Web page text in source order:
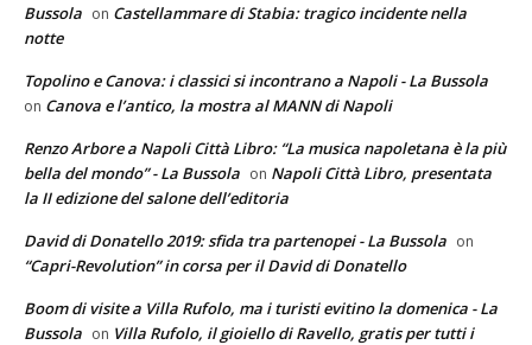
Bussola on Castellammare di Stabia: tragico incidente nella
notte
Topolino e Canova: i classici si incontrano a Napoli - La Bussola
on Canova e l’antico, la mostra al MANN di Napoli
Renzo Arbore a Napoli Città Libro: “La musica napoletana è la più
bella del mondo” - La Bussola on Napoli Città Libro, presentata
la II edizione del salone dell’editoria
David di Donatello 2019: sfida tra partenopei - La Bussola on
“Capri-Revolution” in corsa per il David di Donatello
Boom di visite a Villa Rufolo, ma i turisti evitino la domenica - La
Bussola on Villa Rufolo, il gioiello di Ravello, gratis per tutti i